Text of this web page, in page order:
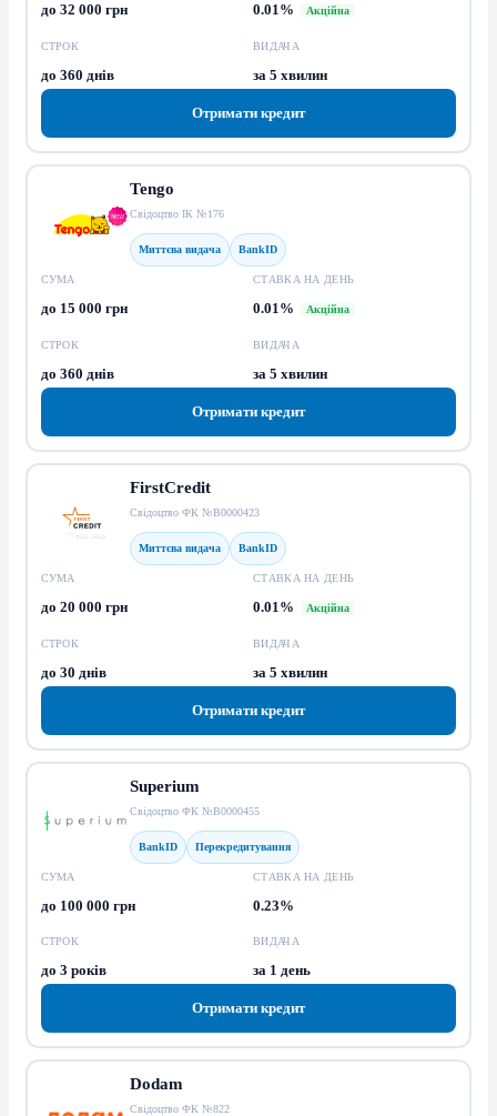
до 32 000 грн 0.01% Акційна
СТРОК
до 360 днів
ВИДАЧА
за 5 хвилин
Отримати кредит
Tengo
Свідоцтво ІК №176
Миттєва видача BankID
СУМА
до 15 000 грн
СТАВКА НА ДЕНЬ
0.01% Акційна
СТРОК
до 360 днів
ВИДАЧА
за 5 хвилин
Отримати кредит
FirstCredit
Свідоцтво ФК №В0000423
Миттєва видача BankID
СУМА
до 20 000 грн
СТАВКА НА ДЕНЬ
0.01% Акційна
СТРОК
до 30 днів
ВИДАЧА
за 5 хвилин
Отримати кредит
Superium
Свідоцтво ФК №В0000455
BankID Перекредитування
СУМА
до 100 000 грн
СТАВКА НА ДЕНЬ
0.23%
СТРОК
до 3 років
ВИДАЧА
за 1 день
Отримати кредит
Dodam
Свідоцтво ФК №822